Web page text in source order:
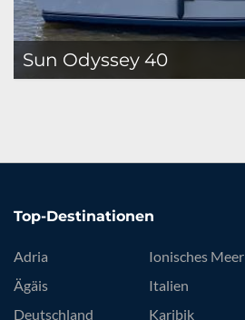
Sun Odyssey 40
Top-Destinationen
Adria
Ägäis
Deutschland
Ionisches Meer
Italien
Karibik